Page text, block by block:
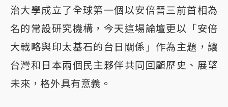
治大學成立了全球第一個以安倍晉三前首相為
名的常設研究機構，今天這場論壇更以「安倍
大戰略與印太基石的台日關係」作為主題，讓
台灣和日本兩個民主夥伴共同回顧歷史、展望
未來，格外具有意義。